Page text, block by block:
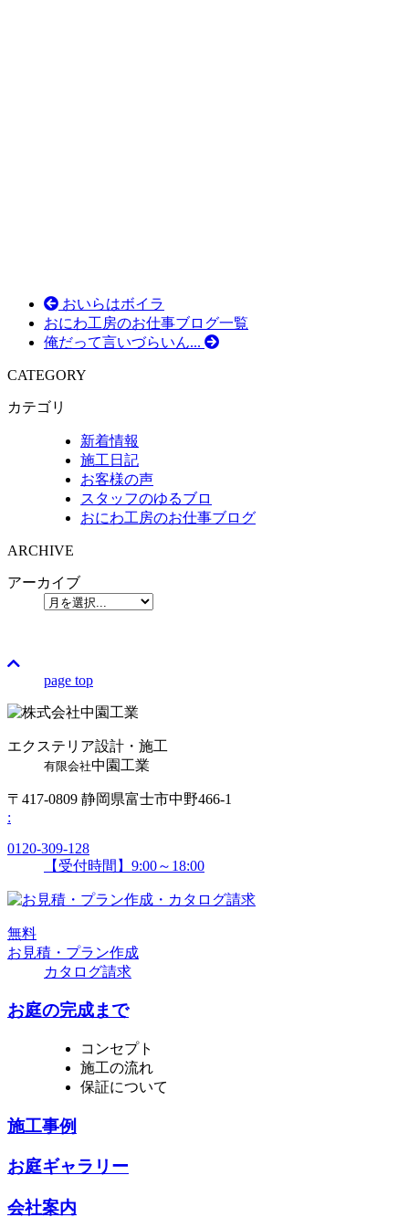
おいらはボイラ
おにわ工房のお仕事ブログ一覧
俺だって言いづらいん...
CATEGORY
カテゴリ
新着情報
施工日記
お客様の声
スタッフのゆるブロ
おにわ工房のお仕事ブログ
ARCHIVE
アーカイブ
page top
エクステリア設計・施工
有限会社中園工業
〒417-0809 静岡県富士市中野466-1
:
0120-309-128
【受付時間】9:00～18:00
無料
お見積・プラン作成
カタログ請求
お庭の完成まで
コンセプト
施工の流れ
保証について
施工事例
お庭ギャラリー
会社案内